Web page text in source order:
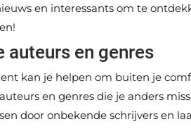
en interessants om te
auteurs en genres
kan je helpen om buiten je
en genres die je anders
door onbekende schrijvers en